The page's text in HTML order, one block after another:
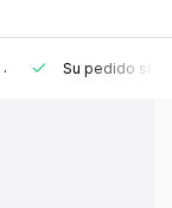
. Su pedido